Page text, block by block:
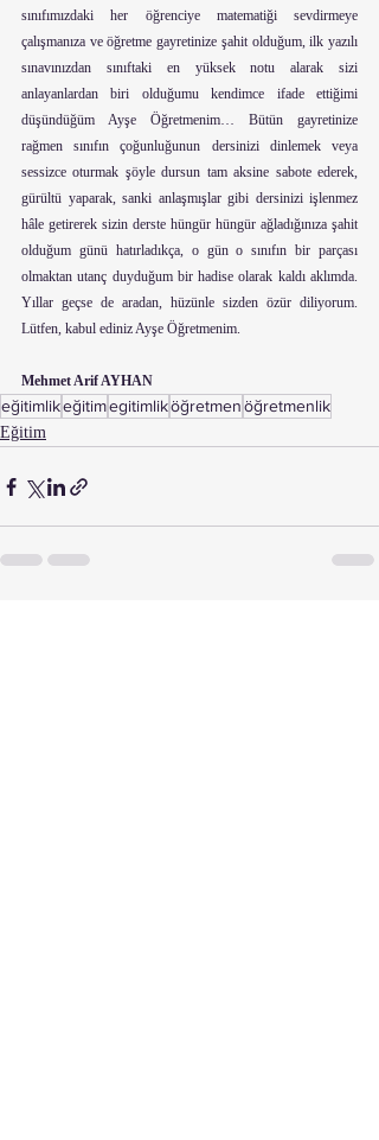
sınıfımızdaki her öğrenciye matematiği sevdirmeye
çalışmanıza ve öğretme gayretinize şahit olduğum, ilk yazılı
sınavınızdan sınıftaki en yüksek notu alarak sizi
anlayanlardan biri olduğumu kendimce ifade ettiğimi
düşündüğüm Ayşe Öğretmenim… Bütün gayretinize
rağmen sınıfın çoğunluğunun dersinizi dinlemek veya
sessizce oturmak şöyle dursun tam aksine sabote ederek,
gürültü yaparak, sanki anlaşmışlar gibi dersinizi işlenmez
hâle getirerek sizin derste hüngür hüngür ağladığınıza şahit
olduğum günü hatırladıkça, o gün o sınıfın bir parçası
olmaktan utanç duyduğum bir hadise olarak kaldı aklımda.
Yıllar geçse de aradan, hüzünle sizden özür diliyorum.
Lütfen, kabul ediniz Ayşe Öğretmenim.
Mehmet Arif AYHAN
eğitimlikeğitimegitimliköğretmenöğretmenlik
Eğitim